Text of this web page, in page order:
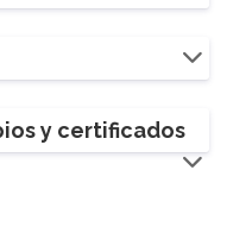
y certificados